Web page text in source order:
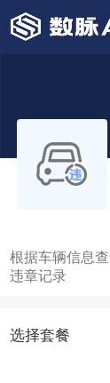
根据车辆信息
违章记录
选择套餐